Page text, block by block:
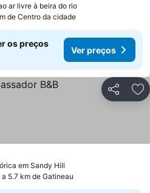
ar livre à beira do rio
de Centro da cidade
os preços
Ver preços
Partilhar
em Sandy Hill
5.7 km de Gatineau